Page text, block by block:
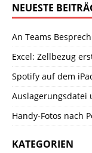
NEUESTE
An Teams
Excel: Zellbezug
Spotify auf dem
Auslagerungsdatei
Handy-Fotos nach
KATEGORIEN